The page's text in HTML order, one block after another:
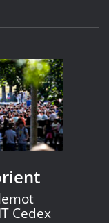
Cedex